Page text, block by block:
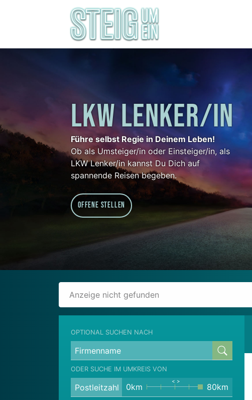
LKW LENKER/IN
Führe selbst Regie in Deinem Leben!
Ob als Umsteiger/in oder Einsteiger/in, als
LKW Lenker/in kannst Du Dich auf
spannende Reisen begeben.
Offene Stellen
Anzeige nicht gefunden
OPTIONAL SUCHEN NACH
ODER SUCHE IM UMKREIS VON
0km 80km